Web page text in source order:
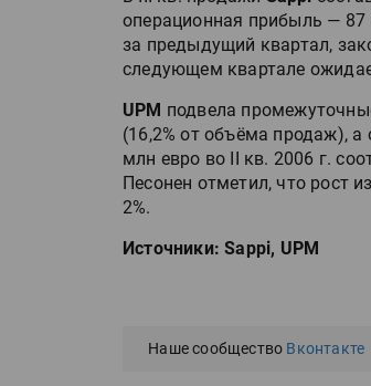
операционная прибыль —
за предыдущий квартал,
следующем квартале
UPM подвела
(16,2% от объёма продаж),
млн евро во II кв. 2006 г.
Песонен отметил, что рост
2%.
Источники: Sappi, UPM
Наше сообщество Вконтакте